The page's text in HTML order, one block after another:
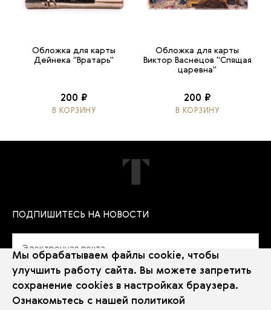
Обложка для карты
Дейнека "Вратарь"
200 ₽
В КОРЗИНУ
Обложка для карты
Виктор Васнецов "Спящая
царевна"
200 ₽
В КОРЗИНУ
ПОДПИШИТЕСЬ НА НОВОСТИ
Политика использования Cookie
Использование рекомендательных технологий
Мы обрабатываем файлы cookie, чтобы
улучшить работу сайта. Вы можете запретить
сохранение cookies в настройках браузера.
Ознакомьтесь с нашей политикой